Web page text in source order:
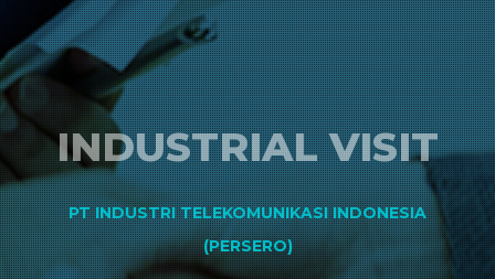
INDUSTRIAL VISIT
PT INDUSTRI TELEKOMUNIKASI INDONESIA
(PERSERO)